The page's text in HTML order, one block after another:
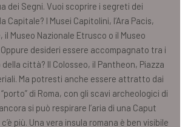
dei Segni. Vuoi scoprire i segreti dei
Capitale? I Musei Capitolini, l’Ara Pacis,
il Museo Nazionale Etrusco o il Museo
Oppure desideri essere accompagnato tra i
città? Il Colosseo, il Pantheon, Piazza
Ma potresti anche essere attratto dai
di Roma, con gli scavi archeologici di
si può respirare l’aria di una Caput
più. Una vera insula romana è ben visibile